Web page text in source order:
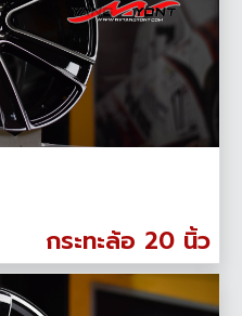
กระทะล้อ 20 นิ้ว